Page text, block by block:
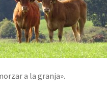
a la granja».